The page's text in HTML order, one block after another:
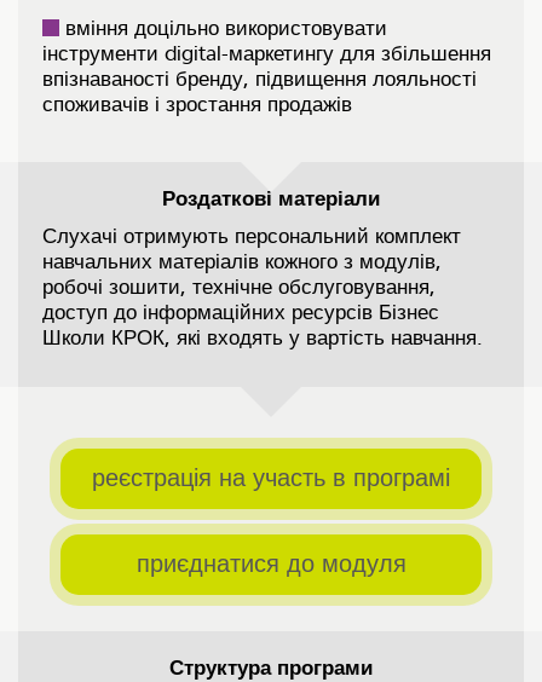
вміння доцільно використовувати
інструменти digital-маркетингу для збільшення
впізнаваності бренду, підвищення лояльності
споживачів і зростання продажів
Роздаткові матеріали
Слухачі отримують персональний комплект
навчальних матеріалів кожного з модулів,
робочі зошити, технічне обслуговування,
доступ до інформаційних ресурсів Бізнес
Школи КРОК, які входять у вартість навчання.
реєстрація на участь в програмі
приєднатися до модуля
Структура програми